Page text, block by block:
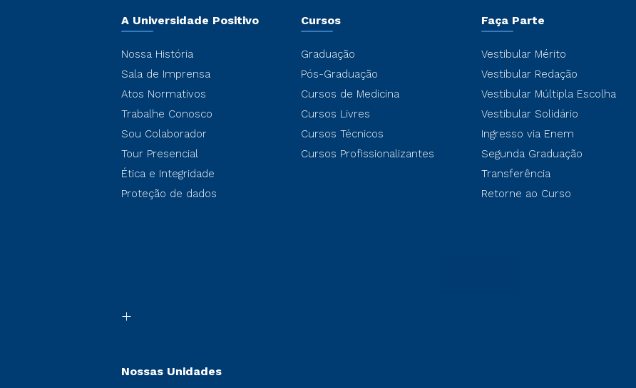
A Universidade Positivo
Nossa História
Sala de Imprensa
Atos Normativos
Trabalhe Conosco
Sou Colaborador
Tour Presencial
Ética e Integridade
Proteção de dados
Cursos
Graduação
Pós-Graduação
Cursos de Medicina
Cursos Livres
Cursos Técnicos
Cursos Profissionalizantes
Faça Parte
Vestibular Mérito
Vestibular Redação
Vestibular Múltipla Escolha
Vestibular Solidário
Ingresso via Enem
Segunda Graduação
Transferência
Retorne ao Curso
Nossas Unidades